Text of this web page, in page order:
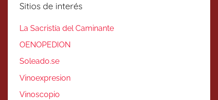
Sitios de interés
La Sacristía del Caminante
OENOPEDION
Soleado.se
Vinoexpresion
Vinoscopio